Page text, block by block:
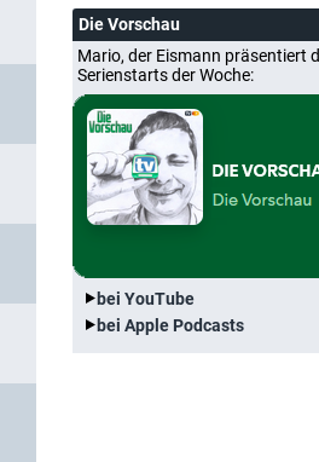
Die Vorschau
Mario, der Eismann präsentiert
Serienstarts der Woche:
bei YouTube
bei Apple Podcasts